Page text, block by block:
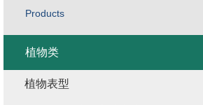
Products
植物类
植物表型